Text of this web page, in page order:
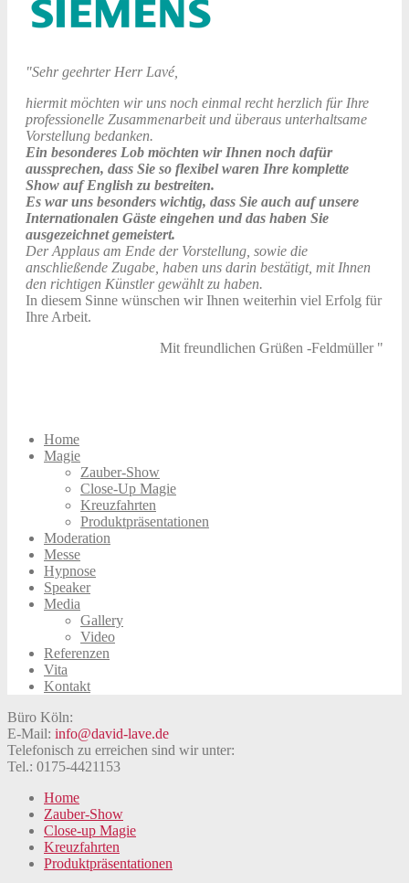
"Sehr geehrter Herr Lavé,
hiermit möchten wir uns noch einmal recht herzlich für Ihre
professionelle Zusammenarbeit und überaus unterhaltsame
Vorstellung bedanken.
Ein besonderes Lob möchten wir Ihnen noch dafür
aussprechen, dass Sie so flexibel waren Ihre komplette
Show auf English zu bestreiten.
Es war uns besonders wichtig, dass Sie auch auf unsere
Internationalen Gäste eingehen und das haben Sie
ausgezeichnet gemeistert.
Der Applaus am Ende der Vorstellung, sowie die
anschließende Zugabe, haben uns darin bestätigt, mit Ihnen
den richtigen Künstler gewählt zu haben.
In diesem Sinne wünschen wir Ihnen weiterhin viel Erfolg für
Ihre Arbeit.
Mit freundlichen Grüßen -Feldmüller "
Home
Magie
Zauber-Show
Close-Up Magie
Kreuzfahrten
Produktpräsentationen
Moderation
Messe
Hypnose
Speaker
Media
Gallery
Video
Referenzen
Vita
Kontakt
Büro Köln:
E-Mail: info@david-lave.de
Telefonisch zu erreichen sind wir unter:
Tel.: 0175-4421153
Home
Zauber-Show
Close-up Magie
Kreuzfahrten
Produktpräsentationen